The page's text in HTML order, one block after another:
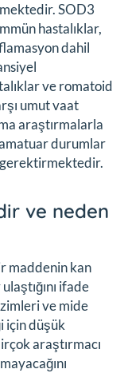
SOD3
hastalıklar,
dahil
ve romatoid
umut vaat
araştırmalarla
durumlar
gerektirmektedir.
ve neden
maddenin kan
ifade
ve mide
için düşük
araştırmacı